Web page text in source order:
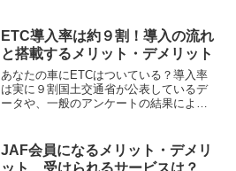
にすることができます。ですが、大きな
傷を隠そうとしたり、ボディ...
ETC導入率は約９割！導入の流れ
と搭載するメリット・デメリット
あなたの車にETCはついている？導入率
は実に９割国土交通省が公表しているデ
ータや、一般のアンケートの結果による
うです。導入当初はいろいろと言われて
いましたが、すっかり...
JAF会員になるメリット・デメリ